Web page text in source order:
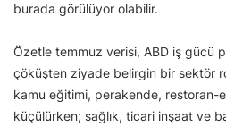
burada görülüyor olabilir.
Özetle temmuz verisi, ABD iş gücü
çöküşten ziyade belirgin bir sektör
kamu eğitimi, perakende, restoran-
küçülürken; sağlık, ticari inşaat ve